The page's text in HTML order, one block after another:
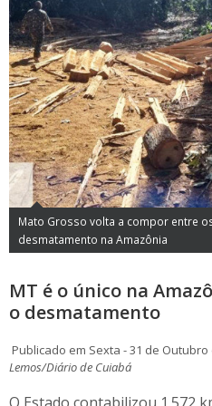
Mato Grosso volta a compor entre
desmatamento na Amazônia
MT é o único na
o desmatamento
Publicado em Sexta - 31 de Outubro
Lemos/Diário de Cuiabá